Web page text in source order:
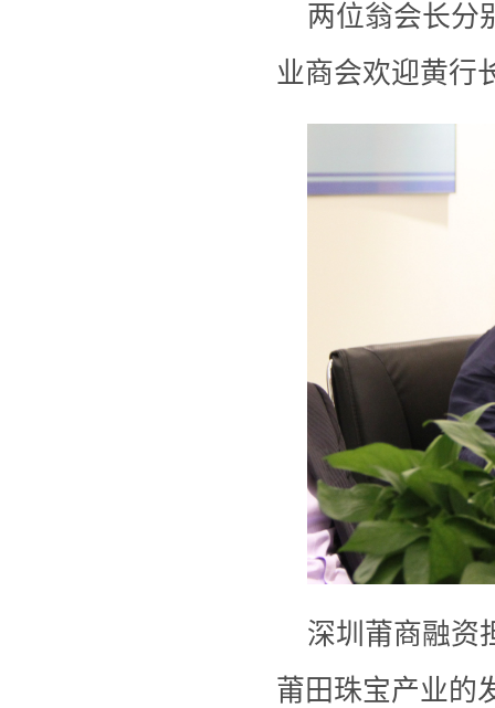
两位翁会长分
业商会欢迎黄行
深圳莆商融资
莆田珠宝产业的